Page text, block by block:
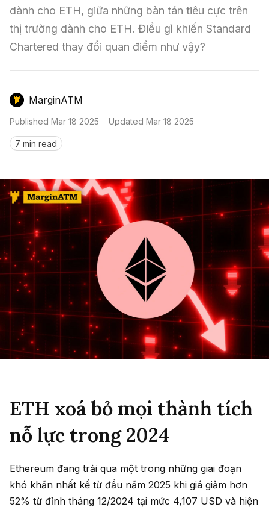
Sàn Giao Dịch
Mô Hình Biểu Đồ Giá
GameFi
Sign in
dành cho ETH, giữa những bàn tán tiêu cực trên
thị trường dành cho ETH. Điều gì khiến Standard
Chartered thay đổi quan điểm như vậy?
MarginATM
Published Mar 18 2025 Updated Mar 18 2025
7 min read
ETH xoá bỏ mọi thành tích
nỗ lực trong 2024
Ethereum đang trải qua một trong những giai đoạn
khó khăn nhất kể từ đầu năm 2025 khi giá giảm hơn
52% từ đỉnh tháng 12/2024 tại mức 4,107 USD và hiện